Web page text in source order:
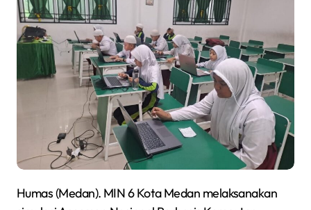
Humas (Medan). MIN 6 Kota Medan melaksanakan